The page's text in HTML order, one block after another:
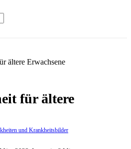
für ältere
und Krankheitsbilder